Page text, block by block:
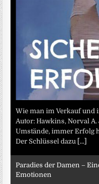
Wie man im Verkauf und
Autor: Hawkins, Norval
Umstände, immer Erfolg
Der Schlüssel dazu [...]
Paradies der Damen –
Emotionen